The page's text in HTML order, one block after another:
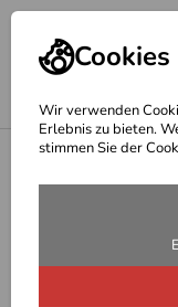
Cookies
Wir verwenden
Erlebnis zu bieten.
stimmen Sie der
modische Bekleidung